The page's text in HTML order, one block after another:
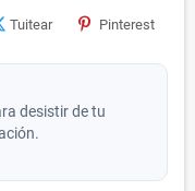
Tuitear Pinterest
desistir de tu